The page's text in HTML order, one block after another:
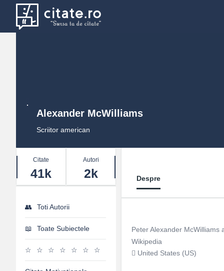
Alexander McWilliams
Scriitor american
Despre
Peter Alexander
Wikipedia
United States (US)
Stats
Citate
41k
Autori
2k
Toti Autorii
Toate Subiectele